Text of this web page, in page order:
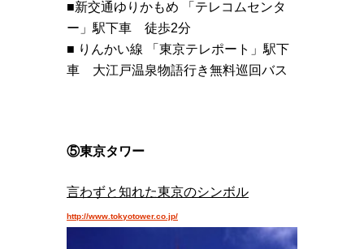
■新交通ゆりかもめ 「テレコムセンタ
ー」駅下車 徒歩2分
■ りんかい線 「東京テレポート」駅下
車 大江戸温泉物語行き無料巡回バス
⑤東京タワー
言わずと知れた東京のシンボル
http://www.tokyotower.co.jp/